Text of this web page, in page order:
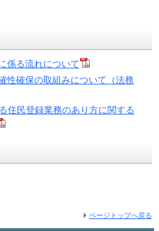
係る流れについて
性確保の取組みについて（法務
住民登録業務のあり方に関する
ページトップへ戻る